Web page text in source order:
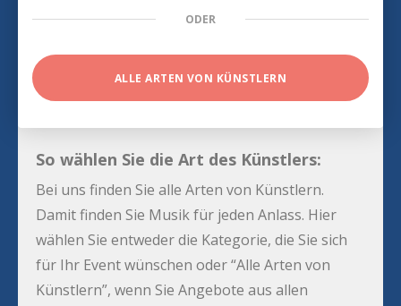
ODER
ALLE ARTEN VON KÜNSTLERN
So wählen Sie die Art des Künstlers:
Bei uns finden Sie alle Arten von Künstlern.
Damit finden Sie Musik für jeden Anlass. Hier
wählen Sie entweder die Kategorie, die Sie sich
für Ihr Event wünschen oder “Alle Arten von
Künstlern”, wenn Sie Angebote aus allen